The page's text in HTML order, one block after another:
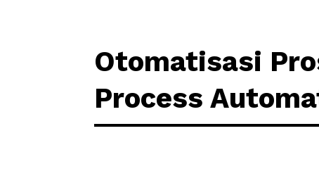
Otomatisasi
Process